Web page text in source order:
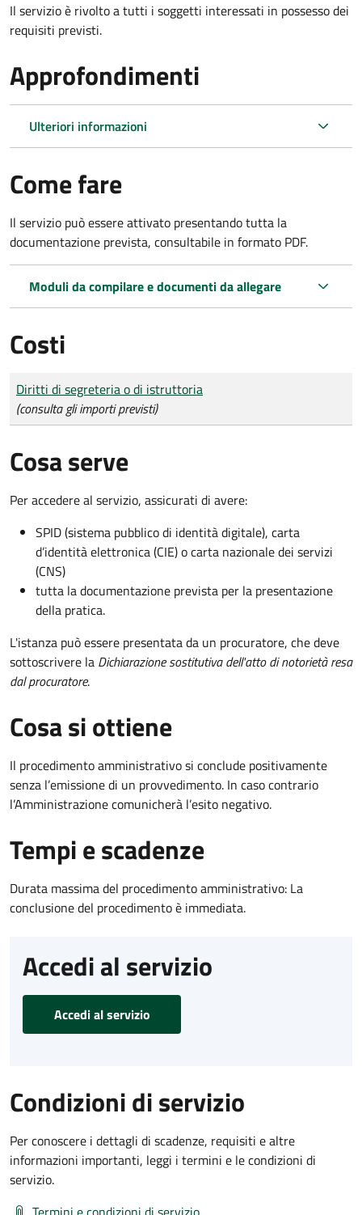
Il servizio è rivolto a tutti i soggetti interessati in possesso dei
requisiti previsti.
Approfondimenti
Ulteriori informazioni
Come fare
Il servizio può essere attivato presentando tutta la
documentazione prevista, consultabile in formato PDF.
Moduli da compilare e documenti da allegare
Costi
Tipo di pagamento
Importo
Diritti di segreteria o di istruttoria
(consulta gli importi previsti)
Cosa serve
Per accedere al servizio, assicurati di avere:
SPID (sistema pubblico di identità digitale), carta
d’identità elettronica (CIE) o carta nazionale dei servizi
(CNS)
tutta la documentazione prevista per la presentazione
della pratica.
L'istanza può essere presentata da un procuratore, che deve
sottoscrivere la Dichiarazione sostitutiva dell'atto di notorietà resa
dal procuratore.
Cosa si ottiene
Il procedimento amministrativo si conclude positivamente
senza l’emissione di un provvedimento. In caso contrario
l’Amministrazione comunicherà l’esito negativo.
Tempi e scadenze
Durata massima del procedimento amministrativo: La
conclusione del procedimento è immediata.
Accedi al servizio
Accedi al servizio
Condizioni di servizio
Per conoscere i dettagli di scadenze, requisiti e altre
informazioni importanti, leggi i termini e le condizioni di
servizio.